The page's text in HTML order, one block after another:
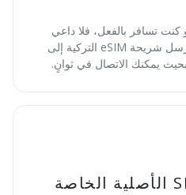
تسافر بالفعل، فلا داعي
للقلق بشأن انتظار التوصيل. نرسل شريحة eSIM التركية إلى
يمكنك الاتصال في ثوانٍ.
احتفظ بشريحة SIM الأصلية الخاصة